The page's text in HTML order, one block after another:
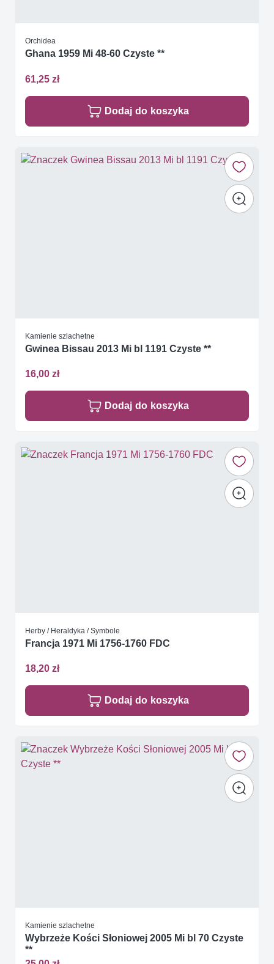
Orchidea
Ghana 1959 Mi 48-60 Czyste **
61,25 zł
Dodaj do koszyka
Kamienie szlachetne
Gwinea Bissau 2013 Mi bl 1191 Czyste **
16,00 zł
Dodaj do koszyka
Herby / Heraldyka / Symbole
Francja 1971 Mi 1756-1760 FDC
18,20 zł
Dodaj do koszyka
Kamienie szlachetne
Wybrzeże Kości Słoniowej 2005 Mi bl 70 Czyste
**